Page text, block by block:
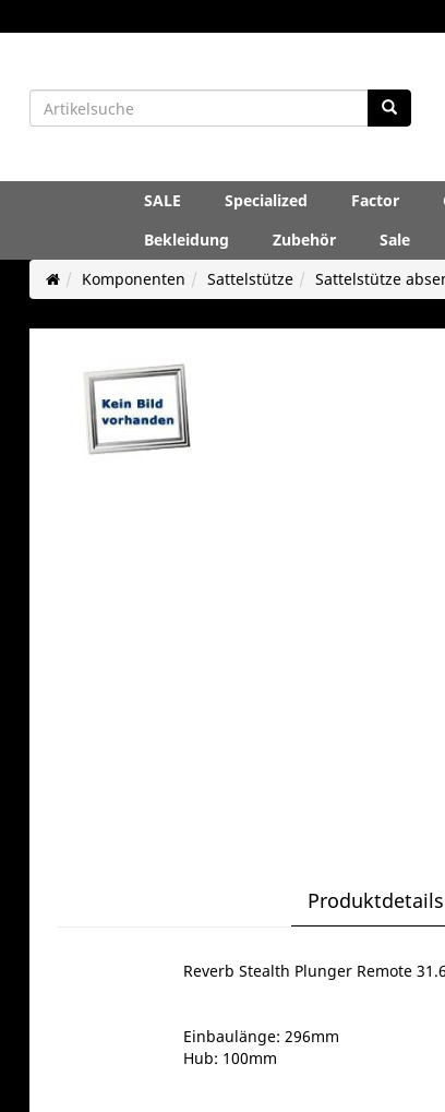
SALE Specialized Factor
Bekleidung
Zubehör Sale
Komponenten
Sattelstütze Sattelstütze
Produktdetails
Reverb Stealth Plunger Remote
Einbaulänge: 296mm
Hub: 100mm